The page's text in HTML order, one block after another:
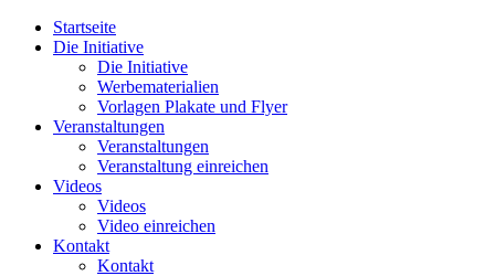
Startseite
Die Initiative
Die Initiative
Werbematerialien
Vorlagen Plakate und Flyer
Veranstaltungen
Veranstaltungen
Veranstaltung einreichen
Videos
Videos
Video einreichen
Kontakt
Kontakt